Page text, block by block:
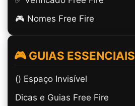
🎮 Nomes Free Fire
🎮 GUIAS ESSENCIAIS
(ㅤ) Espaço Invisível
Dicas e Guias Free Fire